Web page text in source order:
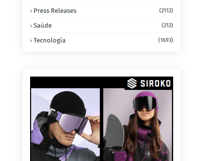
Press Releases (2112)
Saúde (212)
Tecnologia (1693)